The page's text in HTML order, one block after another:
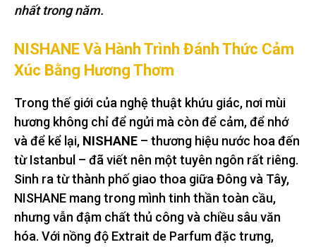
nhất trong năm.
NISHANE Và Hành Trình Đánh Thức Cảm
Xúc Bằng Hương Thơm
Trong thế giới của nghệ thuật khứu giác, nơi mùi
hương không chỉ để ngửi mà còn để cảm, để nhớ
và để kể lại, NISHANE – thương hiệu nước hoa đến
từ Istanbul – đã viết nên một tuyên ngôn rất riêng.
Sinh ra từ thành phố giao thoa giữa Đông và Tây,
NISHANE mang trong mình tinh thần toàn cầu,
nhưng vẫn đậm chất thủ công và chiều sâu văn
hóa. Với nồng độ Extrait de Parfum đặc trưng,